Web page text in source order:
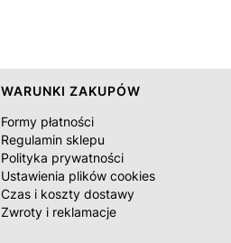
Linki w stopce
WARUNKI ZAKUPÓW
Formy płatności
Regulamin sklepu
Polityka prywatności
Ustawienia plików cookies
Czas i koszty dostawy
Zwroty i reklamacje